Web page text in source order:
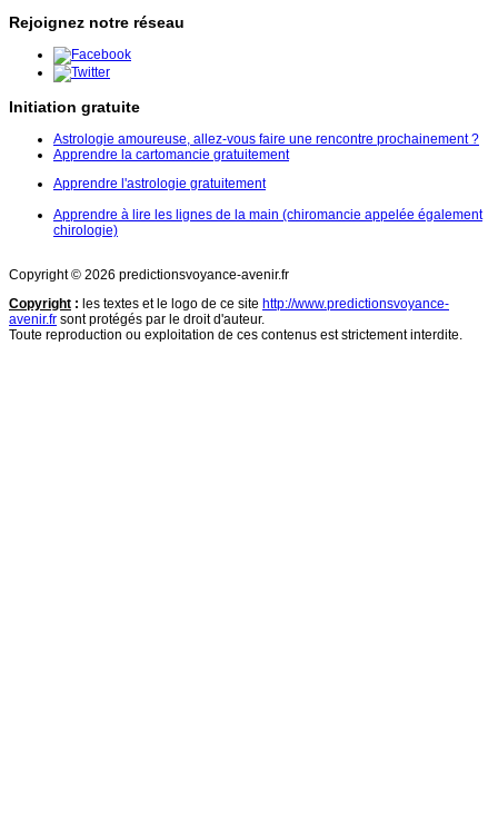
Rejoignez notre réseau
Initiation gratuite
Astrologie amoureuse, allez-vous faire une rencontre prochainement ?
Apprendre la cartomancie gratuitement
Apprendre l'astrologie gratuitement
Apprendre à lire les lignes de la main (chiromancie appelée également
chirologie)
Copyright © 2026 predictionsvoyance-avenir.fr
Copyright : les textes et le logo de ce site http://www.predictionsvoyance-
avenir.fr sont protégés par le droit d'auteur.
Toute reproduction ou exploitation de ces contenus est strictement interdite.